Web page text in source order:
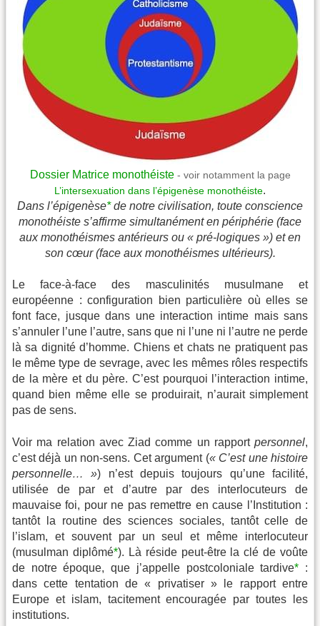
Dossier Matrice monothéiste - voir notamment la page
L’intersexuation dans l’épigenèse monothéiste.
Dans l’épigenèse*de notre civilisation, toute conscience
monothéiste s’affirme simultanément en périphérie (face
aux monothéismes antérieurs ou « pré-logiques ») et en
son cœur (face aux monothéismes ultérieurs).
Le face-à-face des masculinités musulmane et
européenne : configuration bien particulière où elles se
font face, jusque dans une interaction intime mais sans
s’annuler l’une l’autre, sans que ni l’une ni l’autre ne perde
là sa dignité d’homme. Chiens et chats ne pratiquent pas
le même type de sevrage, avec les mêmes rôles respectifs
de la mère et du père. C’est pourquoi l’interaction intime,
quand bien même elle se produirait, n’aurait simplement
pas de sens.
Voir ma relation avec Ziad comme un rapport personnel,
c’est déjà un non-sens. Cet argument (« C’est une histoire
personnelle… ») n’est depuis toujours qu’une facilité,
utilisée de par et d’autre par des interlocuteurs de
mauvaise foi, pour ne pas remettre en cause l’Institution :
tantôt la routine des sciences sociales, tantôt celle de
l’islam, et souvent par un seul et même interlocuteur
(musulman diplômé*). Là réside peut-être la clé de voûte
de notre époque, que j’appelle postcoloniale tardive* :
dans cette tentation de « privatiser » le rapport entre
Europe et islam, tacitement encouragée par toutes les
institutions.